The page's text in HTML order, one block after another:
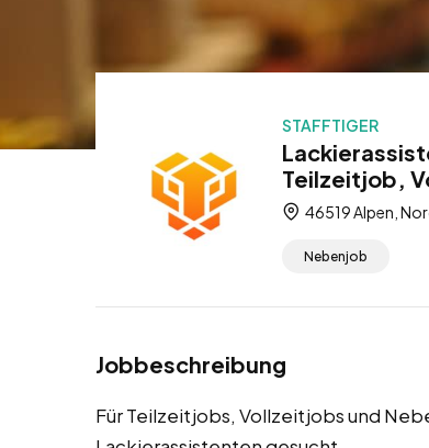
STAFFTIGER
Teilzeitjob,
46519 Alpen,
Nebenjob
Jobbeschreibung
Für Teilzeitjobs, Vollzeitjobs und